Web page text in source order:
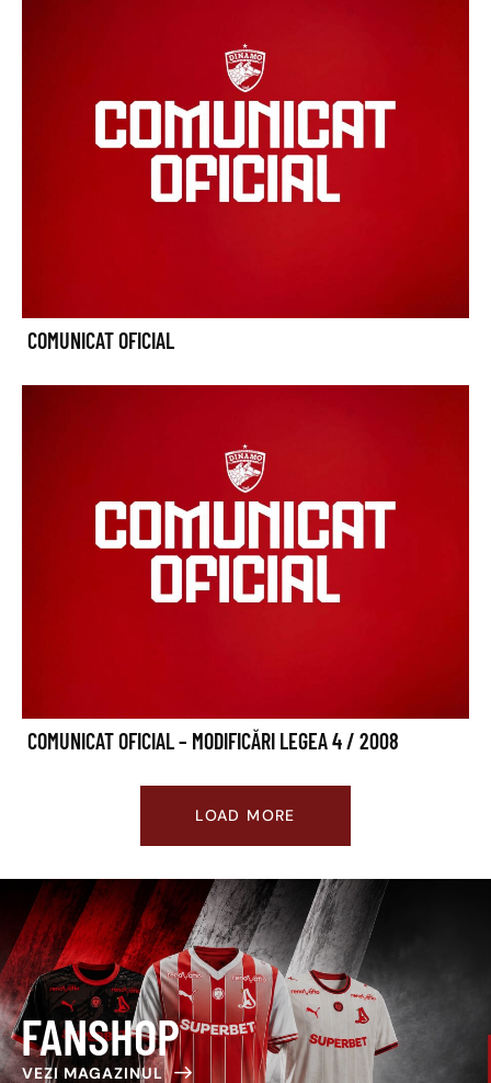
COMUNICAT OFICIAL
COMUNICAT OFICIAL – MODIFICĂRI LEGEA 4 / 2008
LOAD MORE
FANSHOP
VEZI MAGAZINUL